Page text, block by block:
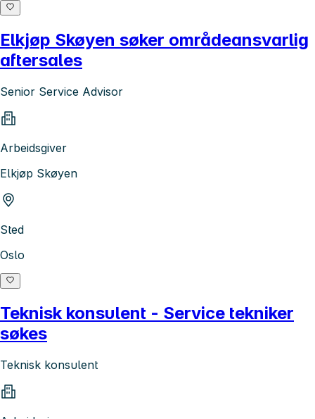
Elkjøp Skøyen søker områdeansvarlig
aftersales
Senior Service Advisor
Arbeidsgiver
Elkjøp Skøyen
Sted
Oslo
Teknisk konsulent - Service tekniker
søkes
Teknisk konsulent